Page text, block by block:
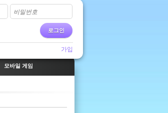
비밀번호
로그인
가입
모바일 게임